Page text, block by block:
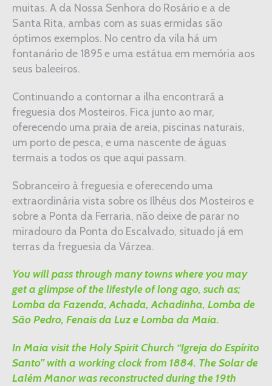
muitas. A da Nossa Senhora do Rosário e a de
Santa Rita, ambas com as suas ermidas são
óptimos exemplos. No centro da vila há um
fontanário de 1895 e uma estátua em memória aos
seus baleeiros.
Continuando a contornar a ilha encontrará a
freguesia dos Mosteiros. Fica junto ao mar,
oferecendo uma praia de areia, piscinas naturais,
um porto de pesca, e uma nascente de águas
termais a todos os que aqui passam.
Sobranceiro à freguesia e oferecendo uma
extraordinária vista sobre os Ilhéus dos Mosteiros e
sobre a Ponta da Ferraria, não deixe de parar no
miradouro da Ponta do Escalvado, situado já em
terras da freguesia da Várzea.
You will pass through many towns where you may
get a glimpse of the lifestyle of long ago, such as;
Lomba da Fazenda, Achada, Achadinha, Lomba de
São Pedro, Fenais da Luz e Lomba da Maia.
In Maia visit the Holy Spirit Church “Igreja do Espírito
Santo” with a working clock from 1884. The Solar de
Lalém Manor was reconstructed during the 19th